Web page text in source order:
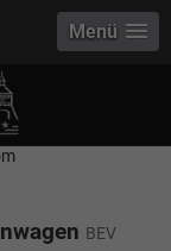
to address or value:
Host
selector2-aee-
Menü
BEV